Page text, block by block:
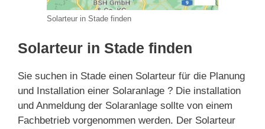
Solarteur in Stade finden
Solarteur in Stade finden
Sie suchen in Stade einen Solarteur für die Planung
und Installation einer Solaranlage ? Die installation
und Anmeldung der Solaranlage sollte von einem
Fachbetrieb vorgenommen werden. Der Solarteur